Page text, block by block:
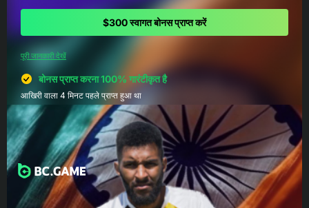
$300 स्वागत बोनस प्राप्त करें
पूरी जानकारी देखें
बोनस प्राप्त करना 100% गारंटीकृत है
आखिरी वाला 4 मिनट पहले प्राप्त हुआ था